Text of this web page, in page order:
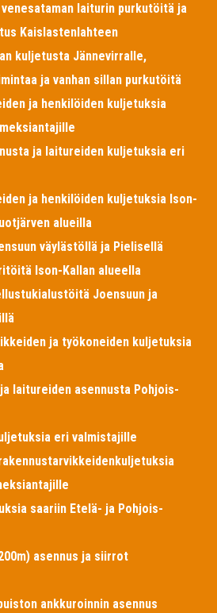
venesataman laiturin purkutöitä ja
Kaislastenlahteen
kuljetusta Jännevirralle,
ja vanhan sillan purkutöitä
ja henkilöiden kuljetuksia
ja laitureiden kuljetuksia eri
ja henkilöiden kuljetuksia Ison-
alueilla
väylästöllä ja Pielisellä
Ison-Kallan alueella
Joensuun ja
ja työkoneiden kuljetuksia
laitureiden asennusta Pohjois-
eri valmistajille
saariin Etelä- ja Pohjois-
asennus ja siirrot
ankkuroinnin asennus